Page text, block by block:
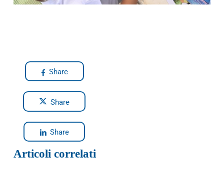
Share
Share
Share
Articoli correlati